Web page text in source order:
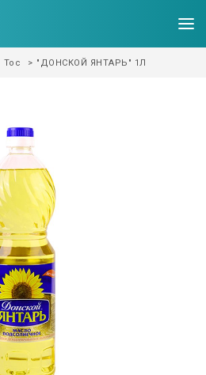
Тос "ДОНСКОЙ ЯНТАРЬ" 1Л